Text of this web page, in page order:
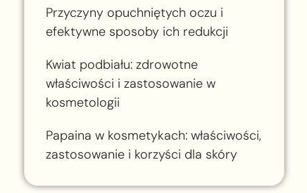
Przyczyny opuchniętych oczu i
efektywne sposoby ich redukcji
Kwiat podbiału: zdrowotne
właściwości i zastosowanie w
kosmetologii
Papaina w kosmetykach: właściwości,
zastosowanie i korzyści dla skóry